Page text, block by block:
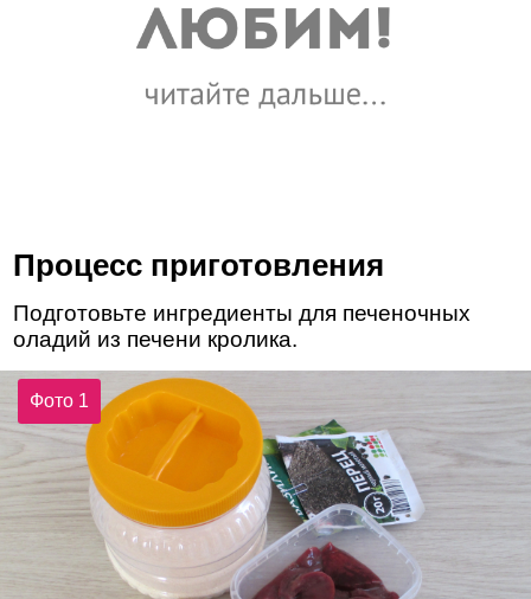
Процесс приготовления
Подготовьте ингредиенты для печеночных
оладий из печени кролика.
Фото 1